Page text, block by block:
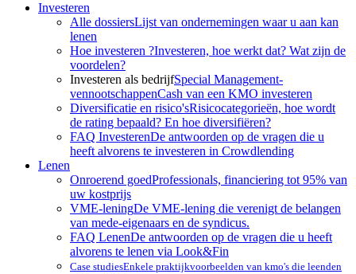
Investeren
Alle dossiersLijst van ondernemingen waar u aan kan
lenen
Hoe investeren ?Investeren, hoe werkt dat? Wat zijn de
voordelen?
Investeren als bedrijfSpecial Management-
vennootschappenCash van een KMO investeren
Diversificatie en risico'sRisicocategorieën, hoe wordt
de rating bepaald? En hoe diversifiëren?
FAQ InvesterenDe antwoorden op de vragen die u
heeft alvorens te investeren in Crowdlending
Lenen
Onroerend goedProfessionals, financiering tot 95% van
uw kostprijs
VME-leningDe VME-lening die verenigt de belangen
van mede-eigenaars en de syndicus.
FAQ LenenDe antwoorden op de vragen die u heeft
alvorens te lenen via Look&Fin
Case studiesEnkele praktijkvoorbeelden van kmo's die leenden